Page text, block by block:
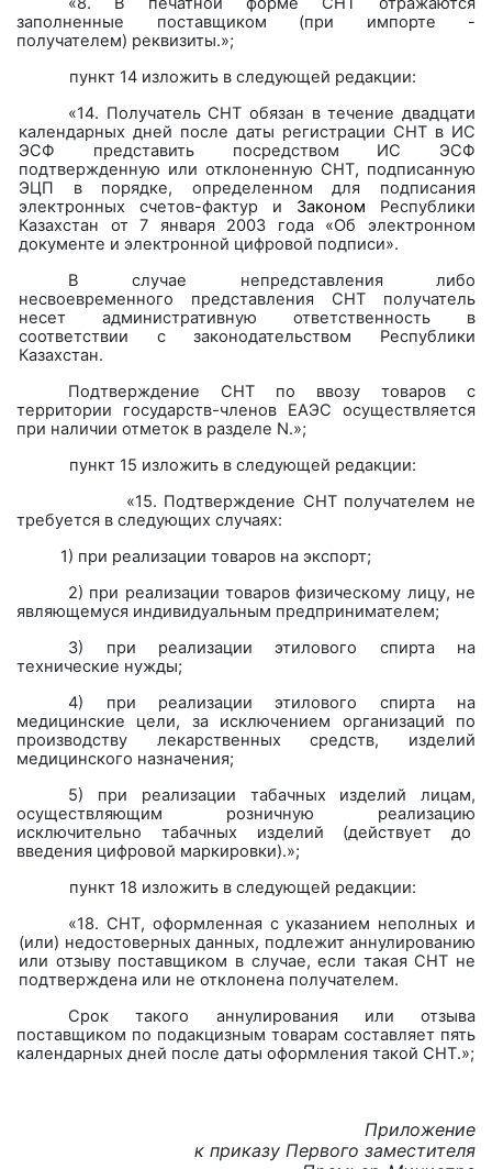
заполненные поставщиком (при импорте -
получателем) реквизиты.»;
пункт 14 изложить в следующей редакции:
«14. Получатель СНТ обязан в течение двадцати
календарных дней после даты регистрации СНТ в ИС
ЭСФ представить посредством ИС ЭСФ
подтвержденную или отклоненную СНТ, подписанную
ЭЦП в порядке, определенном для подписания
электронных счетов-фактур и Законом Республики
Казахстан от 7 января 2003 года «Об электронном
документе и электронной цифровой подписи».
В случае непредставления либо
несвоевременного представления СНТ получатель
несет административную ответственность в
соответствии с законодательством Республики
Казахстан.
Подтверждение СНТ по ввозу товаров с
территории государств-членов ЕАЭС осуществляется
при наличии отметок в разделе N.»;
пункт 15 изложить в следующей редакции:
«15. Подтверждение СНТ получателем не
требуется в следующих случаях:
1) при реализации товаров на экспорт;
2) при реализации товаров физическому лицу, не
являющемуся индивидуальным предпринимателем;
3) при реализации этилового спирта на
технические нужды;
4) при реализации этилового спирта на
медицинские цели, за исключением организаций по
производству лекарственных средств, изделий
медицинского назначения;
5) при реализации табачных изделий лицам,
осуществляющим розничную реализацию
исключительно табачных изделий (действует до
введения цифровой маркировки).»;
пункт 18 изложить в следующей редакции:
«18. СНТ, оформленная с указанием неполных и
(или) недостоверных данных, подлежит аннулированию
или отзыву поставщиком в случае, если такая СНТ не
подтверждена или не отклонена получателем.
Срок такого аннулирования или отзыва
поставщиком по подакцизным товарам составляет пять
календарных дней после даты оформления такой СНТ.»;
Приложение
к приказу Первого заместителя